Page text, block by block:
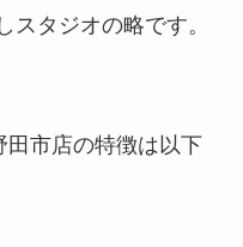
スタジオの略です。
田市店の特徴は以下